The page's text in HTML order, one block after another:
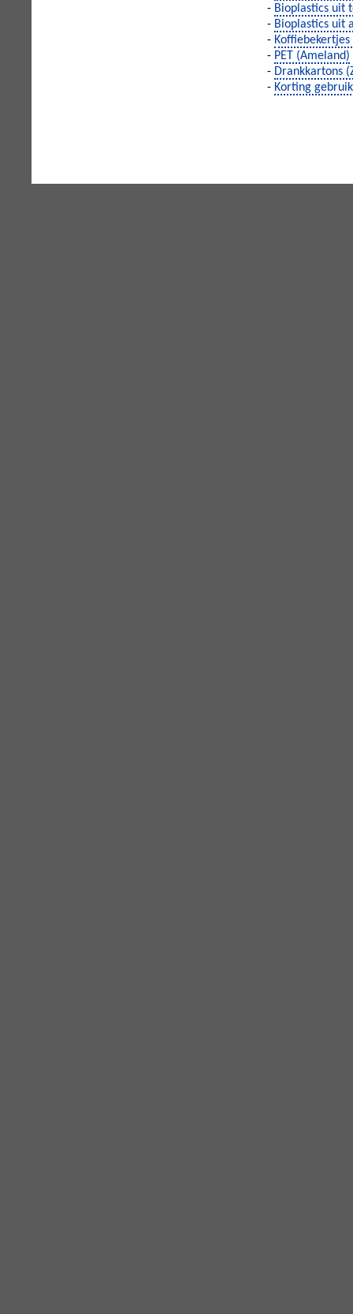
- Bioplastics uit
- Bioplastics uit
-
- PET (Ameland)
- Drankkartons
- Korting